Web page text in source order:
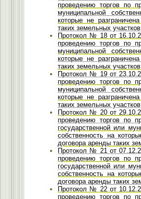
проведению торгов по
муниципальной
которые не
таких земельных
Протокол № 18 от
проведению торгов по
муниципальной
которые не
таких земельных
Протокол № 19 от
проведению торгов по
муниципальной
которые не
таких земельных
Протокол № 20 от
проведению торгов по
государственной или
собственность на
договора аренды таких
Протокол № 21 от
проведению торгов по
государственной или
собственность на
договора аренды таких
Протокол № 22 от
проведению торгов по